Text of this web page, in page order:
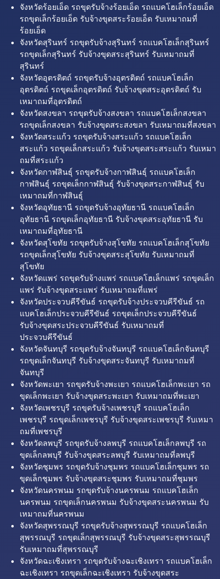
จังหวัดร้อยเอ็ด รถขุดรับจ้างร้อยเอ็ด รถแบคโฮเล็กร้อยเอ็ด
รถขุดเล็กร้อยเอ็ด รับจ้างขุดสระร้อยเอ็ด รับเหมาถมที่
ร้อยเอ็ด
จังหวัดสุรินทร์ รถขุดรับจ้างสุรินทร์ รถแบคโฮเล็กสุรินทร์
รถขุดเล็กสุรินทร์ รับจ้างขุดสระสุรินทร์ รับเหมาถมที่
สุรินทร์
จังหวัดอุตรดิตถ์ รถขุดรับจ้างอุตรดิตถ์ รถแบคโฮเล็ก
อุตรดิตถ์ รถขุดเล็กอุตรดิตถ์ รับจ้างขุดสระอุตรดิตถ์ รับ
เหมาถมที่อุตรดิตถ์
จังหวัดสงขลา รถขุดรับจ้างสงขลา รถแบคโฮเล็กสงขลา
รถขุดเล็กสงขลา รับจ้างขุดสระสงขลา รับเหมาถมที่สงขลา
จังหวัดสระแก้ว รถขุดรับจ้างสระแก้ว รถแบคโฮเล็ก
สระแก้ว รถขุดเล็กสระแก้ว รับจ้างขุดสระสระแก้ว รับเหมา
ถมที่สระแก้ว
จังหวัดกาฬสินธุ์ รถขุดรับจ้างกาฬสินธุ์ รถแบคโฮเล็ก
กาฬสินธุ์ รถขุดเล็กกาฬสินธุ์ รับจ้างขุดสระกาฬสินธุ์ รับ
เหมาถมที่กาฬสินธุ์
จังหวัดอุทัยธานี รถขุดรับจ้างอุทัยธานี รถแบคโฮเล็ก
อุทัยธานี รถขุดเล็กอุทัยธานี รับจ้างขุดสระอุทัยธานี รับ
เหมาถมที่อุทัยธานี
จังหวัดสุโขทัย รถขุดรับจ้างสุโขทัย รถแบคโฮเล็กสุโขทัย
รถขุดเล็กสุโขทัย รับจ้างขุดสระสุโขทัย รับเหมาถมที่
สุโขทัย
จังหวัดแพร่ รถขุดรับจ้างแพร่ รถแบคโฮเล็กแพร่ รถขุดเล็ก
แพร่ รับจ้างขุดสระแพร่ รับเหมาถมที่แพร่
จังหวัดประจวบคีรีขันธ์ รถขุดรับจ้างประจวบคีรีขันธ์ รถ
แบคโฮเล็กประจวบคีรีขันธ์ รถขุดเล็กประจวบคีรีขันธ์
รับจ้างขุดสระประจวบคีรีขันธ์ รับเหมาถมที่
ประจวบคีรีขันธ์
จังหวัดจันทบุรี รถขุดรับจ้างจันทบุรี รถแบคโฮเล็กจันทบุรี
รถขุดเล็กจันทบุรี รับจ้างขุดสระจันทบุรี รับเหมาถมที่
จันทบุรี
จังหวัดพะเยา รถขุดรับจ้างพะเยา รถแบคโฮเล็กพะเยา รถ
ขุดเล็กพะเยา รับจ้างขุดสระพะเยา รับเหมาถมที่พะเยา
จังหวัดเพชรบุรี รถขุดรับจ้างเพชรบุรี รถแบคโฮเล็ก
เพชรบุรี รถขุดเล็กเพชรบุรี รับจ้างขุดสระเพชรบุรี รับเหมา
ถมที่เพชรบุรี
จังหวัดลพบุรี รถขุดรับจ้างลพบุรี รถแบคโฮเล็กลพบุรี รถ
ขุดเล็กลพบุรี รับจ้างขุดสระลพบุรี รับเหมาถมที่ลพบุรี
จังหวัดชุมพร รถขุดรับจ้างชุมพร รถแบคโฮเล็กชุมพร รถ
ขุดเล็กชุมพร รับจ้างขุดสระชุมพร รับเหมาถมที่ชุมพร
จังหวัดนครพนม รถขุดรับจ้างนครพนม รถแบคโฮเล็ก
นครพนม รถขุดเล็กนครพนม รับจ้างขุดสระนครพนม รับ
เหมาถมที่นครพนม
จังหวัดสุพรรณบุรี รถขุดรับจ้างสุพรรณบุรี รถแบคโฮเล็ก
สุพรรณบุรี รถขุดเล็กสุพรรณบุรี รับจ้างขุดสระสุพรรณบุรี
รับเหมาถมที่สุพรรณบุรี
จังหวัดฉะเชิงเทรา รถขุดรับจ้างฉะเชิงเทรา รถแบคโฮเล็ก
ฉะเชิงเทรา รถขุดเล็กฉะเชิงเทรา รับจ้างขุดสระ